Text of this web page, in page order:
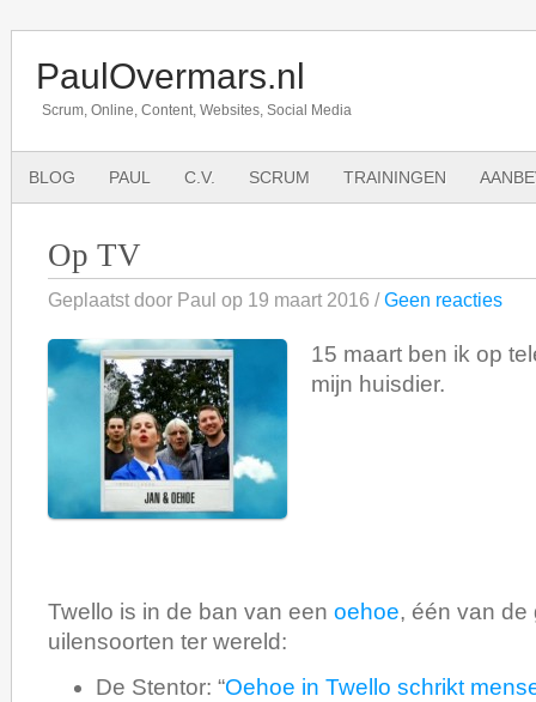
PaulOvermars.nl
Scrum, Online, Content, Websites, Social Media
BLOG PAUL C.V. SCRUM TRAININGEN
Op TV
Geplaatst door Paul op 19 maart 2016 /Geen reacties
15 maart ben ik op
mijn huisdier.
Twello is in de ban van een oehoe, één van de
uilensoorten ter wereld:
De Stentor: “Oehoe in Twello schrikt